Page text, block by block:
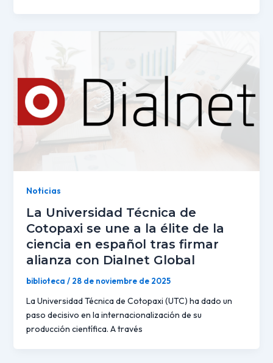
Noticias
La Universidad Técnica de
Cotopaxi se une a la élite de la
ciencia en español tras firmar
alianza con Dialnet Global
biblioteca / 28 de noviembre de 2025
La Universidad Técnica de Cotopaxi (UTC) ha dado un
paso decisivo en la internacionalización de su
producción científica. A través